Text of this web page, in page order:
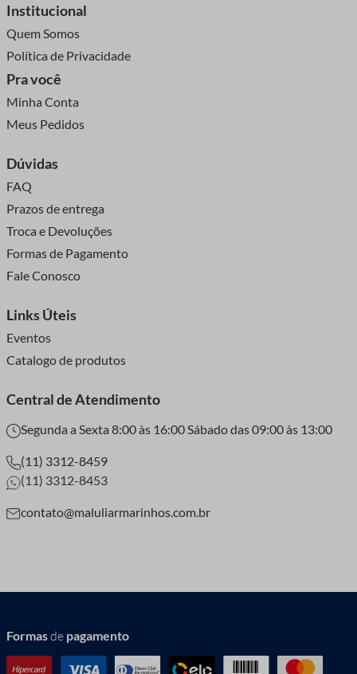
Institucional
Quem Somos
Política de Privacidade
Pra você
Minha Conta
Meus Pedidos
Dúvidas
FAQ
Prazos de entrega
Troca e Devoluções
Formas de Pagamento
Fale Conosco
Links Úteis
Eventos
Catalogo de produtos
Central de Atendimento
Segunda a Sexta 8:00 às 16:00 Sábado das 09:00 às 13:00
(11) 3312-8459
(11) 3312-8453
contato@maluliarmarinhos.com.br
Formasde pagamento